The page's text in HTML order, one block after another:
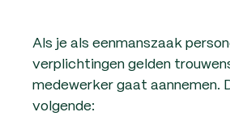
Als je als eenmanszaak
verplichtingen gelden
medewerker gaat aannemen.
volgende: